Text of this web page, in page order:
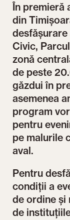
În premieră
din
desfășurare
Civic,
zonă
de peste
găzdui în
asemenea
program
pentru
pe malurile
aval.
Pentru
condiții a
de ordine
de